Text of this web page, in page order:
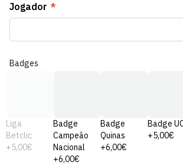
Jogador *
Badges
Liga
Betclic
+5,00€
Badge
Campeão
Nacional
+6,00€
Badge
Quinas
+6,00€
Badge
+5,00€